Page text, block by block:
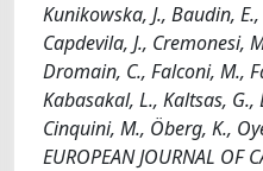
Kunikowska, J., Baudin,
Capdevila, J., Cremonesi,
Dromain, C., Falconi, M.,
Kabasakal, L., Kaltsas,
Cinquini, M., Öberg, K.,
EUROPEAN JOURNAL OF